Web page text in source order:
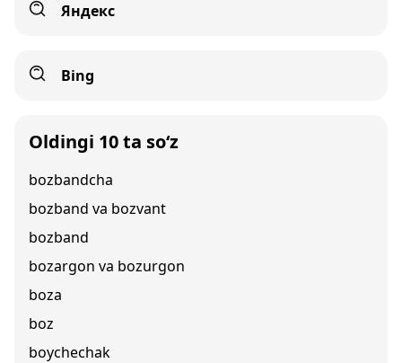
Яндекс
Bing
Oldingi 10 ta so‘z
bozbandcha
bozband va bozvant
bozband
bozargon va bozurgon
boza
boz
boychechak